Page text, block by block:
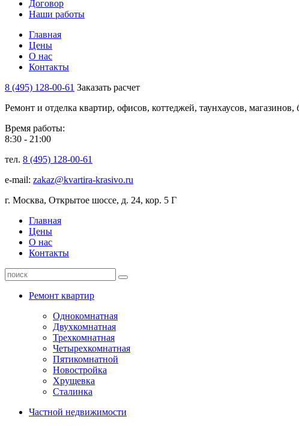
Договор
Наши работы
Главная
Цены
О нас
Контакты
8 (495) 128-00-61 Заказать расчет
Ремонт и отделка квартир, офисов, коттеджей, таунхаусов,
Время работы:
8:30 - 21:00
тел. 8 (495) 128-00-61
e-mail: zakaz@kvartira-krasivo.ru
г. Москва, Открытое шоссе, д. 24, кор. 5 Г
Главная
Цены
О нас
Контакты
Ремонт квартир
Однокомнатная
Двухкомнатная
Трехкомнатная
Четырехкомнатная
Пятикомнатной
Новостройка
Хрущевка
Сталинка
Частной недвижимости